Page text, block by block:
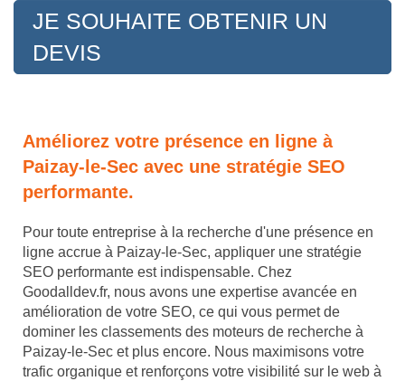
JE SOUHAITE OBTENIR UN
DEVIS
Améliorez votre présence en ligne à
Paizay-le-Sec avec une stratégie SEO
performante.
Pour toute entreprise à la recherche d'une présence en
ligne accrue à Paizay-le-Sec, appliquer une stratégie
SEO performante est indispensable. Chez
Goodalldev.fr, nous avons une expertise avancée en
amélioration de votre SEO, ce qui vous permet de
dominer les classements des moteurs de recherche à
Paizay-le-Sec et plus encore. Nous maximisons votre
trafic organique et renforçons votre visibilité sur le web à